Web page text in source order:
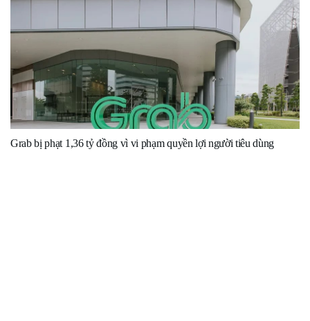
Grab bị phạt 1,36 tỷ đồng vì vi phạm quyền lợi người tiêu dùng